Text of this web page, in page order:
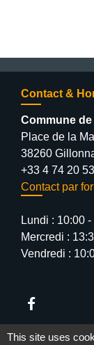
Contact &
Commune
Place de la
38260
+33 4 74 20
Contact par
Lundi : 10:00
Mercredi :
Vendredi :
This site uses